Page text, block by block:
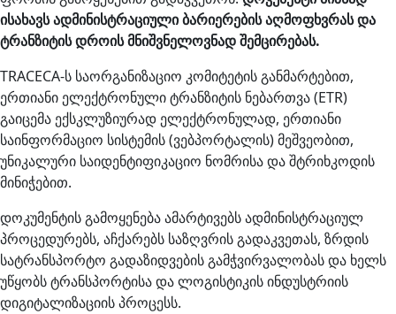
ისახავს ადმინისტრაციული ბარიერების აღმოფხვრას და
ტრანზიტის დროის მნიშვნელოვნად შემცირებას.
TRACECA-ს საორგანიზაციო კომიტეტის განმარტებით,
ერთიანი ელექტრონული ტრანზიტის ნებართვა (ETR)
გაიცემა ექსკლუზიურად ელექტრონულად, ერთიანი
საინფორმაციო სისტემის (ვებპორტალის) მეშვეობით,
უნიკალური საიდენტიფიკაციო ნომრისა და შტრიხკოდის
მინიჭებით.
დოკუმენტის გამოყენება ამარტივებს ადმინისტრაციულ
პროცედურებს, აჩქარებს საზღვრის გადაკვეთას, ზრდის
სატრანსპორტო გადაზიდვების გამჭვირვალობას და ხელს
უწყობს ტრანსპორტისა და ლოგისტიკის ინდუსტრიის
დიგიტალიზაციის პროცესს.